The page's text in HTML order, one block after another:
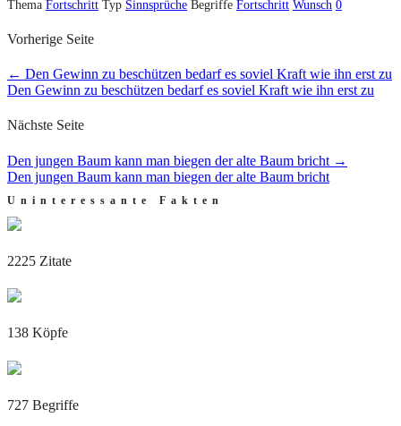
Thema Fortschritt Typ Sinnsprüche Begriffe Fortschritt Wunsch 0
Vorherige Seite
← Den Gewinn zu beschützen bedarf es soviel Kraft wie ihn erst zu
Den Gewinn zu beschützen bedarf es soviel Kraft wie ihn erst zu
Nächste Seite
Den jungen Baum kann man biegen der alte Baum bricht →
Den jungen Baum kann man biegen der alte Baum bricht
Uninteressante Fakten
2225 Zitate
138 Köpfe
727 Begriffe